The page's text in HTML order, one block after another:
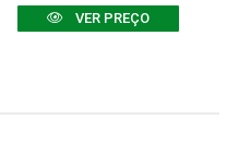
VER PREÇO